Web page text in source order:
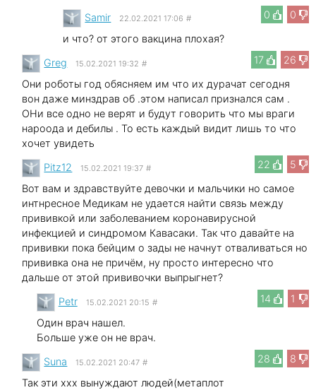
0
0
Samir 22.02.2021 17:06 #
и что? от этого вакцина плохая?
17
26
Greg 15.02.2021 19:32 #
Они роботы год обясняем им что их дурачат сегодня
вон даже минздрав об .этом написал признался сам .
ОНи все одно не верят и будут говорить что мы враги
нароода и дебилы . То есть каждый видит лишь то что
хочет увидеть
22
5
Pitz12 15.02.2021 19:37 #
Вот вам и здравствуйте девочки и мальчики но самое
интнресное Медикам не удается найти связь между
прививкой или заболеванием коронавирусной
инфекцией и синдромом Кавасаки. Так что давайте на
прививки пока бейцим о зады не начнут отваливаться но
прививка она не причём, ну просто интересно что
дальше от этой прививочки выпрыгнет?
14
1
Petr 15.02.2021 20:15 #
Один врач нашел.
Больше уже он не врач.
28
8
Suna 15.02.2021 20:47 #
Так эти xxx вынуждают людей(метаплот